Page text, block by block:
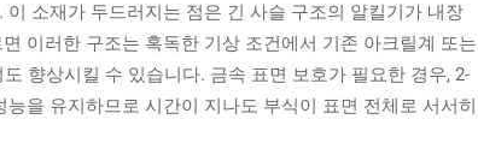
소재가 두드러지는 점은 긴 사슬 구조의 알킬기가 내장
이러한 구조는 혹독한 기상 조건에서 기존 아크릴계 또는
향상시킬 수 있습니다. 금속 표면 보호가 필요한 경우, 2-
을 유지하므로 시간이 지나도 부식이 표면 전체로 서서히